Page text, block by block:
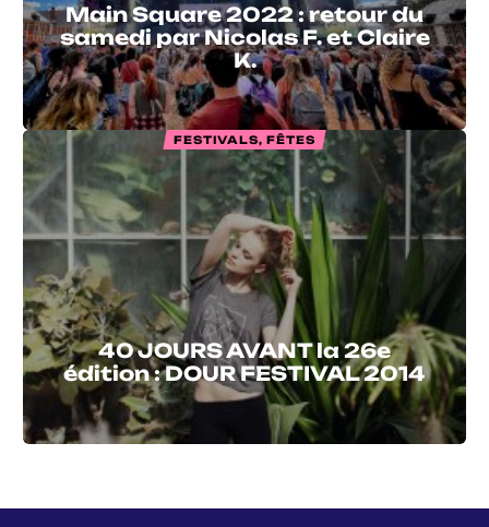
Main Square 2022 : retour du
samedi par Nicolas F. et Claire
K.
FESTIVALS, FÊTES
40 JOURS AVANT la 26e
édition : DOUR FESTIVAL 2014